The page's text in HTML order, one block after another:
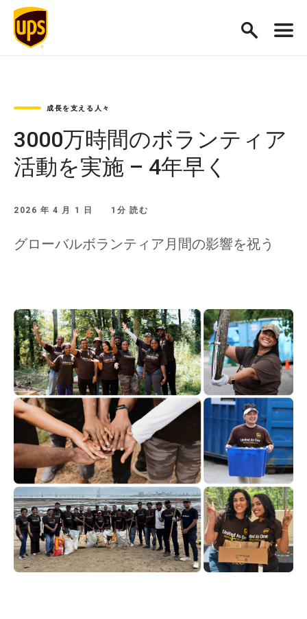
成長を支える人々
3000万時間のボランティア
活動を実施 – 4年早く
2026 年 4 月 1 日 1分 読む
グローバルボランティア月間の影響を祝う